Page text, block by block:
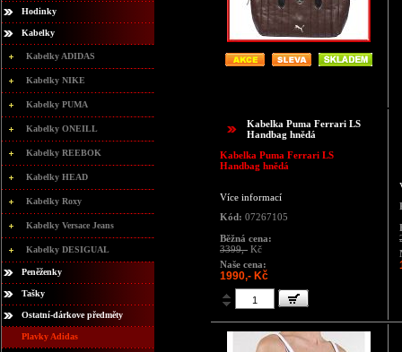
Hodinky
Kabelky
Kabelky ADIDAS
Kabelky NIKE
Kabelky PUMA
Kabelky ONEILL
Kabelky REEBOK
Kabelky HEAD
Kabelky Roxy
Kabelky Versace Jeans
Kabelky DESIGUAL
Peněženky
Tašky
Ostatní-dárkove předměty
Plavky Adidas
Kabelka Puma Ferrari LS
Handbag hnědá
Kabelka Puma Ferrari LS
Handbag hnědá
Více informací
Kód: 07267105
Běžná cena:
3399,- Kč
Naše cena:
1990,- Kč